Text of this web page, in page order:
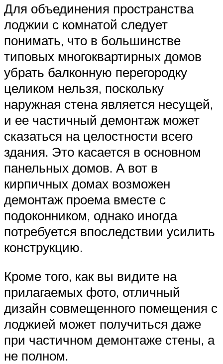
Для объединения пространства
лоджии с комнатой следует
понимать, что в большинстве
типовых многоквартирных домов
убрать балконную перегородку
целиком нельзя, поскольку
наружная стена является несущей,
и ее частичный демонтаж может
сказаться на целостности всего
здания. Это касается в основном
панельных домов. А вот в
кирпичных домах возможен
демонтаж проема вместе с
подоконником, однако иногда
потребуется впоследствии усилить
конструкцию.
Кроме того, как вы видите на
прилагаемых фото, отличный
дизайн совмещенного помещения с
лоджией может получиться даже
при частичном демонтаже стены, а
не полном.